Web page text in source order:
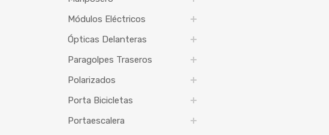
Módulos Eléctricos
Ópticas Delanteras
Paragolpes Traseros
Polarizados
Porta Bicicletas
Portaescalera